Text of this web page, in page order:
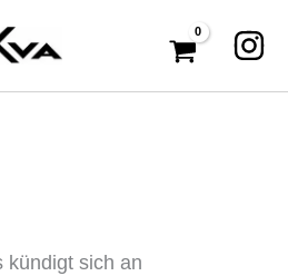
kündigt sich an